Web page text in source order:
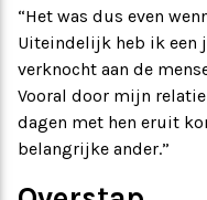
“Het was dus even
Uiteindelijk heb ik een
verknocht aan de
Vooral door mijn
dagen met hen eruit
belangrijke ander.”